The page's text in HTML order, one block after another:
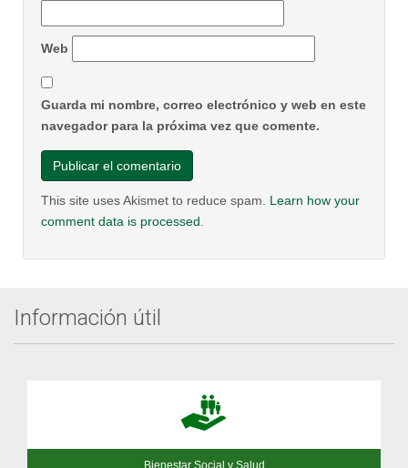
Web
Guarda mi nombre, correo electrónico y web en este
navegador para la próxima vez que comente.
This site uses Akismet to reduce spam. Learn how your
comment data is processed
Información útil
Bienestar Social y Salud